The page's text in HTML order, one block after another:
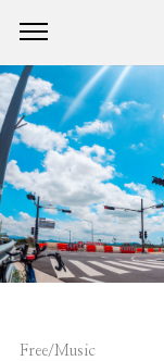
Free/Music